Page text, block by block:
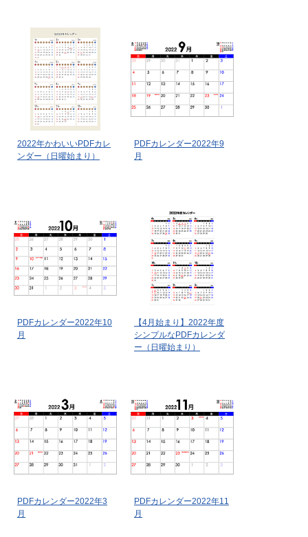
2022年かわいいPDFカレ
ンダー（日曜始まり）
PDFカレンダー2022年9
月
PDFカレンダー2022年10
月
【4月始まり】2022年度
シンプルなPDFカレンダ
ー（日曜始まり）
PDFカレンダー2022年3
月
PDFカレンダー2022年11
月